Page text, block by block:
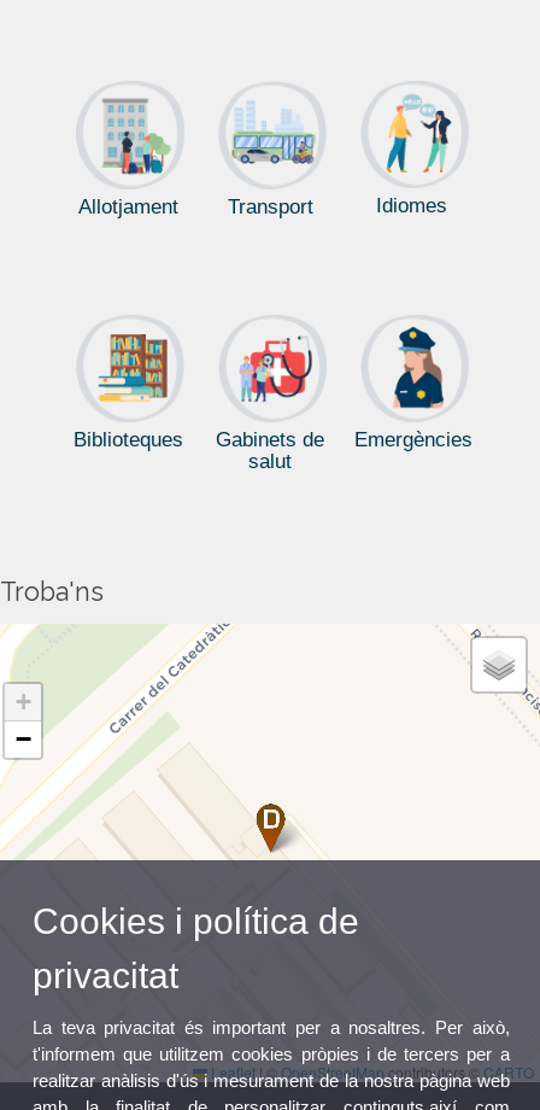
Allotjament Transport Idiomes
Biblioteques
Gabinets de
salut
Emergències
Troba'ns
+
−
Leaflet|©OpenStreetMapcontributors ©CARTO
Cookies i política de
privacitat
La teva privacitat és important per a nosaltres. Per això,
t'informem que utilitzem cookies pròpies i de tercers per a
realitzar anàlisis d'ús i mesurament de la nostra pàgina web